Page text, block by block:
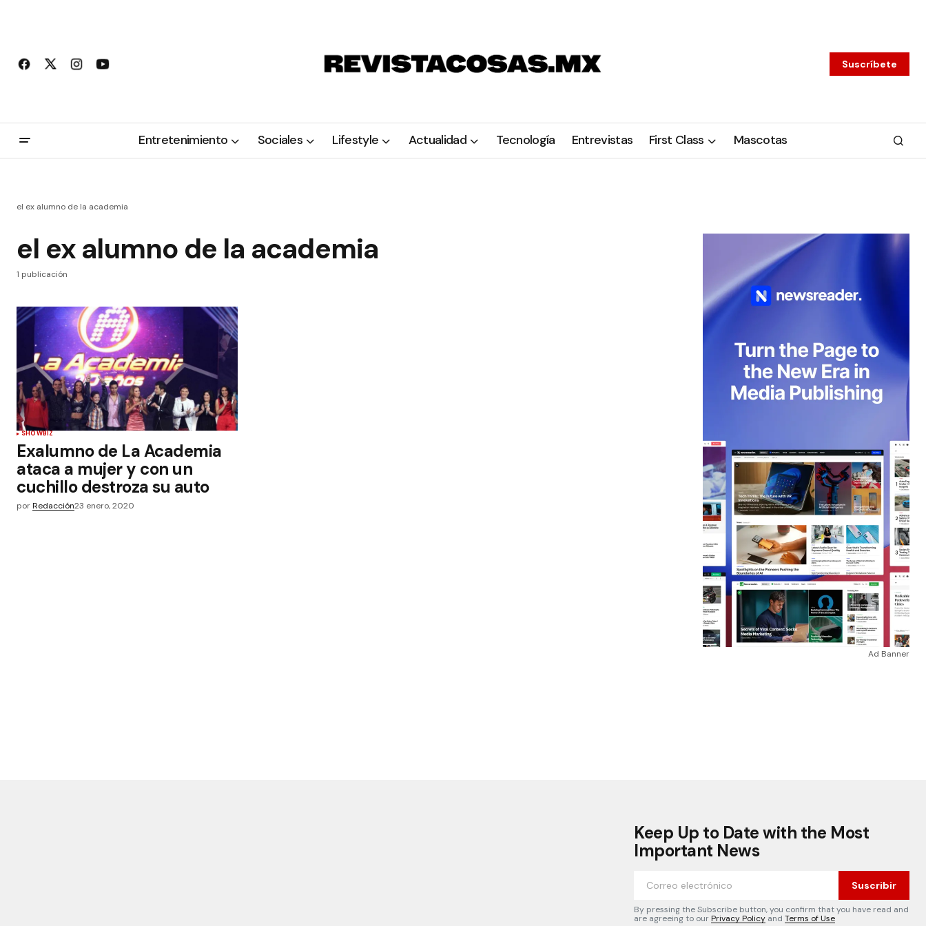
Suscríbete
Entretenimiento Sociales Lifestyle Actualidad Tecnología Entrevistas First Class Mascotas
el ex alumno de la academia
el ex alumno de la academia
1 publicación
SHOWBIZ
Exalumno de La Academia
ataca a mujer y con un
cuchillo destroza su auto
porRedacción23 enero, 2020
Ad Banner
Keep Up to Date with the Most
Important News
Suscribir
By pressing the Subscribe button, you confirm that you have read and
are agreeing to ourPrivacy Policy and Terms of Use